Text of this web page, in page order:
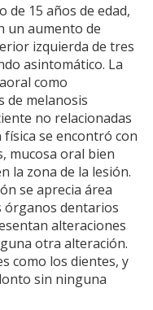
de 15 años de edad,
un aumento de
izquierda de tres
asintomático. La
como
de melanosis
no relacionadas
se encontró con
mucosa oral bien
la zona de la lesión.
se aprecia área
órganos dentarios
alteraciones
otra alteración.
como los dientes, y
sin ninguna